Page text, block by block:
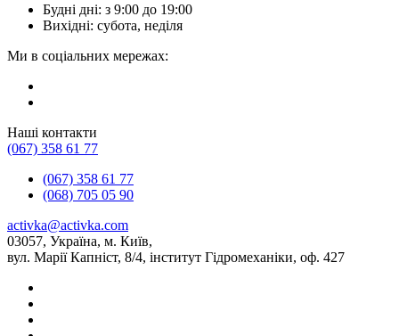
Будні дні: з 9:00 до 19:00
Вихідні: субота, неділя
Ми в соціальних мережах:
Наші контакти
(067) 358 61 77
(067) 358 61 77
(068) 705 05 90
activka@activka.com
03057, Україна, м. Київ,
вул. Марії Капніст, 8/4, інститут Гідромеханіки, оф. 427